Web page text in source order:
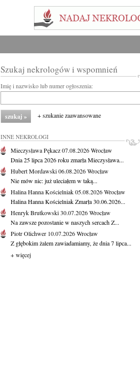
Szukaj nekrologów i wspomnień
Imię i nazwisko lub numer ogłoszenia:
+ szukanie zaawansowane
INNE NEKROLOGI
Mieczysława Pękacz07.08.2026Wrocław
Dnia 25 lipca 2026 roku zmarła Mieczysława...
Hubert Mordawski06.08.2026Wrocław
Nie mów nic: już uleciałem w taką...
Halina Hanna Kościelniak05.08.2026Wrocław
Halina Hanna Kościelniak Zmarła 30.06.2026...
Henryk Brutkowski30.07.2026Wrocław
Na zawsze pozostanie w naszych sercach Z...
Piotr Olichwer 10.07.2026Wrocław
Z głębokim żalem zawiadamiamy, że dnia 7 lipca...
+ więcej